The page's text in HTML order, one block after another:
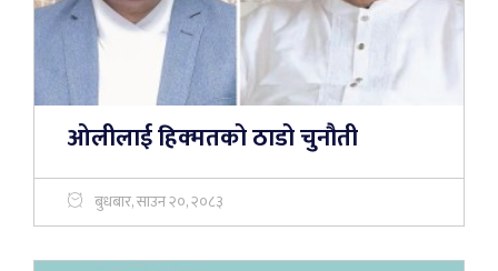
ओलीलाई हिक्मतको ठाडो चुनौती
बुधबार, साउन २०, २०८३